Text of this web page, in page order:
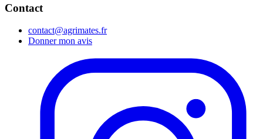
Contact
contact@agrimates.fr
Donner mon avis